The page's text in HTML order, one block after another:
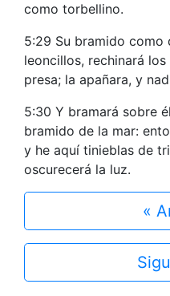
como torbellino.
5:29 Su bramido como
leoncillos, rechinará
presa; la apañara, y
5:30 Y bramará sobre
bramido de la mar:
y he aquí tinieblas de
oscurecerá la luz.
«